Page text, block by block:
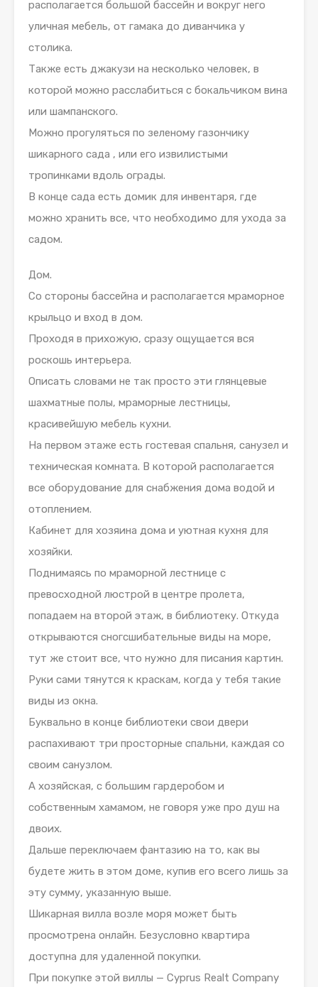
располагается большой бассейн и вокруг него
уличная мебель, от гамака до диванчика у
столика.
Также есть джакузи на несколько человек, в
которой можно расслабиться с бокальчиком вина
или шампанского.
Можно прогуляться по зеленому газончику
шикарного сада , или его извилистыми
тропинками вдоль ограды.
В конце сада есть домик для инвентаря, где
можно хранить все, что необходимо для ухода за
садом.
Дом.
Со стороны бассейна и располагается мраморное
крыльцо и вход в дом.
Проходя в прихожую, сразу ощущается вся
роскошь интерьера.
Описать словами не так просто эти глянцевые
шахматные полы, мраморные лестницы,
красивейшую мебель кухни.
На первом этаже есть гостевая спальня, санузел и
техническая комната. В которой располагается
все оборудование для снабжения дома водой и
отоплением.
Кабинет для хозяина дома и уютная кухня для
хозяйки.
Поднимаясь по мраморной лестнице с
превосходной люстрой в центре пролета,
попадаем на второй этаж, в библиотеку. Откуда
открываются сногсшибательные виды на море,
тут же стоит все, что нужно для писания картин.
Руки сами тянутся к краскам, когда у тебя такие
виды из окна.
Буквально в конце библиотеки свои двери
распахивают три просторные спальни, каждая со
своим санузлом.
А хозяйская, с большим гардеробом и
собственным хамамом, не говоря уже про душ на
двоих.
Дальше переключаем фантазию на то, как вы
будете жить в этом доме, купив его всего лишь за
эту сумму, указанную выше.
Шикарная вилла возле моря может быть
просмотрена онлайн. Безусловно квартира
доступна для удаленной покупки.
При покупке этой виллы — Cyprus Realt Company